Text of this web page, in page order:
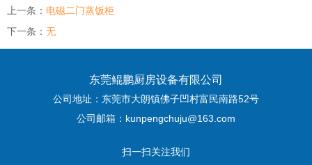
上一条： 电磁二门蒸饭柜
下一条： 无
东莞鲲鹏厨房设备有限公司
公司地址：东莞市大朗镇佛子凹村富民南路52号
公司邮箱：kunpengchuju@163.com
扫一扫关注我们